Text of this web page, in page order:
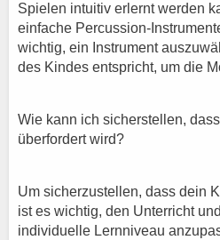
Spielen intuitiv erlernt werden
einfache Percussion-
wichtig, ein Instrument
des Kindes entspricht, um die
Wie kann ich sicherstellen,
überfordert wird?
Um sicherzustellen, dass dein
ist es wichtig, den Unterricht
individuelle Lernniveau